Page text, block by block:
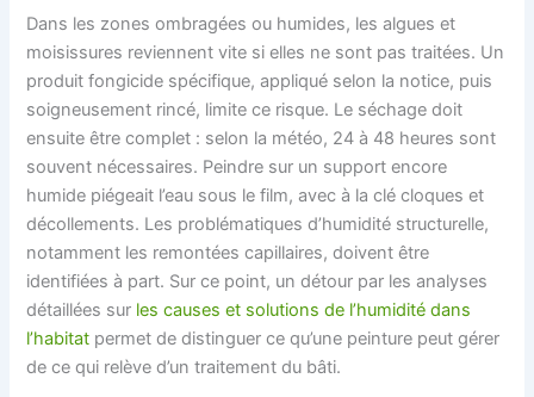
Dans les zones ombragées ou humides, les algues et
moisissures reviennent vite si elles ne sont pas traitées. Un
produit fongicide spécifique, appliqué selon la notice, puis
soigneusement rincé, limite ce risque. Le séchage doit
ensuite être complet : selon la météo, 24 à 48 heures sont
souvent nécessaires. Peindre sur un support encore
humide piégeait l’eau sous le film, avec à la clé cloques et
décollements. Les problématiques d’humidité structurelle,
notamment les remontées capillaires, doivent être
identifiées à part. Sur ce point, un détour par les analyses
détaillées sur les causes et solutions de l’humidité dans
l’habitat permet de distinguer ce qu’une peinture peut gérer
de ce qui relève d’un traitement du bâti.